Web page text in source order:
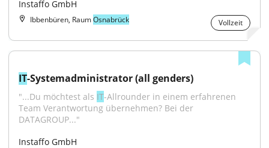
Instaffo GmbH
Ibbenbüren, RaumOsnabrück Vollzeit
IT-Systemadministrator (all genders)
"...Du möchtest als IT-Allrounder in einem erfahrenen
Team Verantwortung übernehmen? Bei der
DATAGROUP..."
Instaffo GmbH